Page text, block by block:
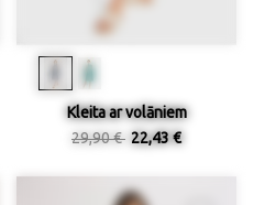
Kleita ar volāniem
29,90 € 22,43 €